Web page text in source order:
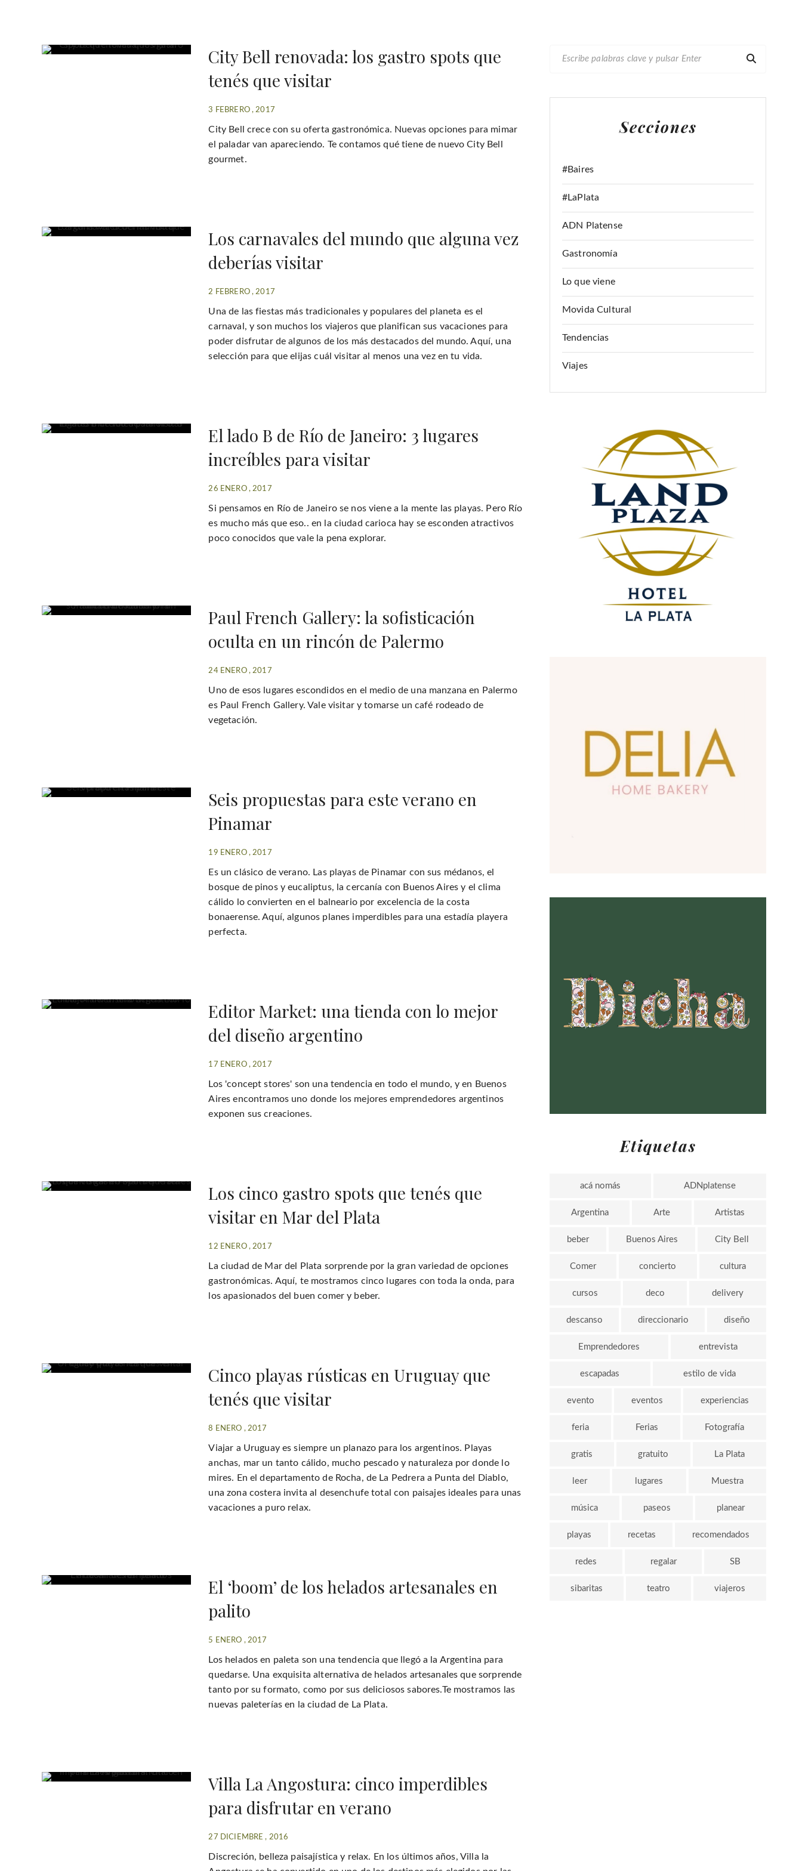
City Bell renovada: los gastro spots que
tenés que visitar
3 FEBRERO , 2017
City Bell crece con su oferta gastronómica. Nuevas opciones para mimar
el paladar van apareciendo. Te contamos qué tiene de nuevo City Bell
gourmet.
Los carnavales del mundo que alguna vez
deberías visitar
2 FEBRERO , 2017
Una de las fiestas más tradicionales y populares del planeta es el
carnaval, y son muchos los viajeros que planifican sus vacaciones para
poder disfrutar de algunos de los más destacados del mundo. Aquí, una
selección para que elijas cuál visitar al menos una vez en tu vida.
El lado B de Río de Janeiro: 3 lugares
increíbles para visitar
26 ENERO , 2017
Si pensamos en Río de Janeiro se nos viene a la mente las playas. Pero Río
es mucho más que eso.. en la ciudad carioca hay se esconden atractivos
poco conocidos que vale la pena explorar.
Paul French Gallery: la sofisticación
oculta en un rincón de Palermo
24 ENERO , 2017
Uno de esos lugares escondidos en el medio de una manzana en Palermo
es Paul French Gallery. Vale visitar y tomarse un café rodeado de
vegetación.
Seis propuestas para este verano en
Pinamar
19 ENERO , 2017
Es un clásico de verano. Las playas de Pinamar con sus médanos, el
bosque de pinos y eucaliptus, la cercanía con Buenos Aires y el clima
cálido lo convierten en el balneario por excelencia de la costa
bonaerense. Aquí, algunos planes imperdibles para una estadía playera
perfecta.
Editor Market: una tienda con lo mejor
del diseño argentino
17 ENERO , 2017
Los 'concept stores' son una tendencia en todo el mundo, y en Buenos
Aires encontramos uno donde los mejores emprendedores argentinos
exponen sus creaciones.
Los cinco gastro spots que tenés que
visitar en Mar del Plata
12 ENERO , 2017
La ciudad de Mar del Plata sorprende por la gran variedad de opciones
gastronómicas. Aquí, te mostramos cinco lugares con toda la onda, para
los apasionados del buen comer y beber.
Cinco playas rústicas en Uruguay que
tenés que visitar
8 ENERO , 2017
Viajar a Uruguay es siempre un planazo para los argentinos. Playas
anchas, mar un tanto cálido, mucho pescado y naturaleza por donde lo
mires. En el departamento de Rocha, de La Pedrera a Punta del Diablo,
una zona costera invita al desenchufe total con paisajes ideales para unas
vacaciones a puro relax.
El ‘boom’ de los helados artesanales en
palito
5 ENERO , 2017
Los helados en paleta son una tendencia que llegó a la Argentina para
quedarse. Una exquisita alternativa de helados artesanales que sorprende
tanto por su formato, como por sus deliciosos sabores.Te mostramos las
nuevas paleterías en la ciudad de La Plata.
Villa La Angostura: cinco imperdibles
para disfrutar en verano
27 DICIEMBRE , 2016
Discreción, belleza paisajística y relax. En los últimos años, Villa la
C
Secciones
#Baires
#LaPlata
ADN Platense
Gastronomía
Lo que viene
Movida Cultural
Tendencias
Viajes
Etiquetas
acá nomás ADNplatense
Argentina Arte Artistas
beber Buenos Aires City Bell
Comer concierto cultura
cursos deco delivery
descanso direccionario diseño
Emprendedores entrevista
escapadas estilo de vida
evento eventos experiencias
feria Ferias Fotografía
gratis gratuito La Plata
leer lugares Muestra
música paseos planear
playas recetas recomendados
redes regalar SB
sibaritas teatro viajeros